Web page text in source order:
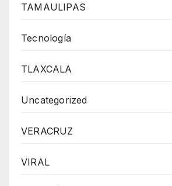
TAMAULIPAS
Tecnología
TLAXCALA
Uncategorized
VERACRUZ
VIRAL